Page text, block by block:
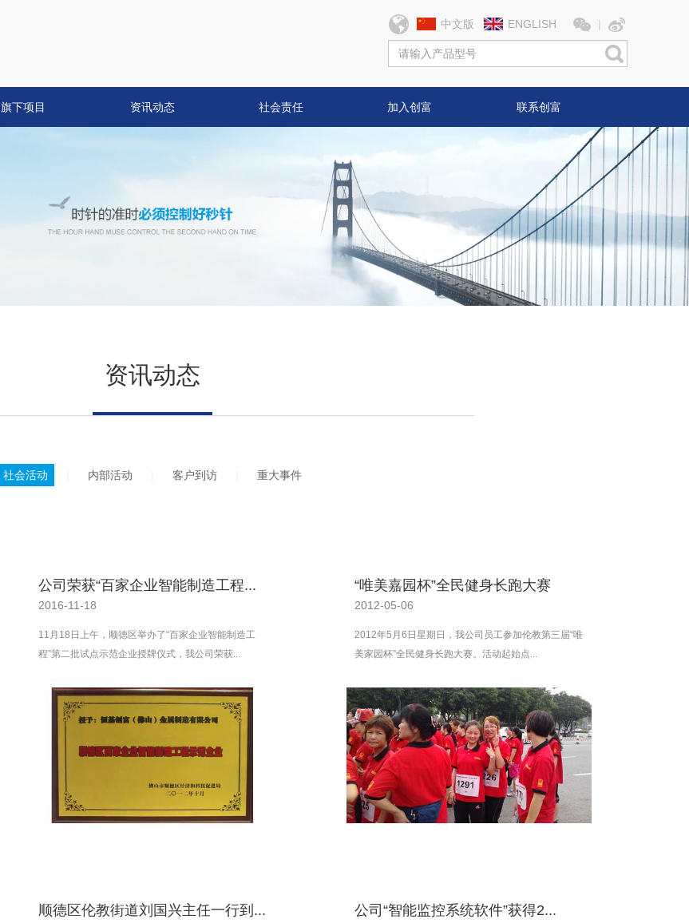
中文版 ENGLISH
旗下项目 资讯动态 社会责任 加入创富 联系创富
资讯动态
社会活动 内部活动 客户到访 重大事件
公司荣获“百家企业智能制造工程...
2016-11-18
11月18日上午，顺德区举办了“百家企业智能制造工
程”第二批试点示范企业授牌仪式，我公司荣获...
“唯美嘉园杯”全民健身长跑大赛
2012-05-06
2012年5月6日星期日，我公司员工参加伦教第三届“唯
美家园杯”全民健身长跑大赛。活动起始点...
顺德区伦教街道刘国兴主任一行到... 公司“智能监控系统软件”获得2...